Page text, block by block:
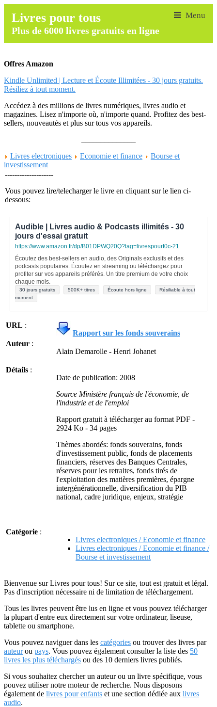
Livres pour tous
Plus de 6000 livres gratuits en ligne
Offres Amazon
Kindle Unlimited | Lecture et Écoute Illimitées - 30 jours gratuits.
Résiliez à tout moment.
Accédez à des millions de livres numériques, livres audio et
magazines. Lisez n'importe où, n'importe quand. Profitez des best-
sellers, nouveautés et plus sur tous vos appareils.
Livres electroniques
Economie et finance
Bourse et
investissement
--------------------
Vous pouvez lire/telecharger le livre en cliquant sur le lien ci-
dessous:
Audible | Livres audio & Podcasts illimités - 30
jours d'essai gratuit
https://www.amazon.fr/dp/B01DPWQ20Q?tag=livrespourt0c-21
Écoutez des best-sellers en audio, des Originals exclusifs et des
podcasts populaires. Écoutez en streaming ou téléchargez pour
profiter sur vos appareils préférés. Un titre premium de votre choix
chaque mois.
30 jours gratuits 500K+ titres Écoute hors ligne
Résiliable à tout
moment
URL :
Rapport sur les fonds souverains
Auteur :
Alain Demarolle - Henri Johanet
Détails :
Date de publication: 2008
Source Ministère français de l'économie, de
l'industrie et de l'emploi
Rapport gratuit à télécharger au format PDF -
2924 Ko - 34 pages
Thèmes abordés: fonds souverains, fonds
d'investissement public, fonds de placements
financiers, réserves des Banques Centrales,
réserves pour les retraites, fonds tirés de
l'exploitation des matières premières, épargne
intergénérationnelle, diversification du PIB
national, cadre juridique, enjeux, stratégie
Catégorie :
Livres electroniques / Economie et finance
Livres electroniques / Economie et finance /
Bourse et investissement
Bienvenue sur Livres pour tous! Sur ce site, tout est gratuit et légal.
Pas d'inscription nécessaire ni de limitation de téléchargement.
Tous les livres peuvent être lus en ligne et vous pouvez télécharger
la plupart d'entre eux directement sur votre ordinateur, liseuse,
tablette ou smartphone.
Vous pouvez naviguer dans les catégories ou trouver des livres par
auteurou pays. Vous pouvez également consulter la liste des 50
livres les plus téléchargés ou des 10 derniers livres publiés.
Si vous souhaitez chercher un auteur ou un livre spécifique, vous
pouvez utiliser notre moteur de recherche. Nous disposons
également de livres pour enfants et une section dédiée aux livres
audio.